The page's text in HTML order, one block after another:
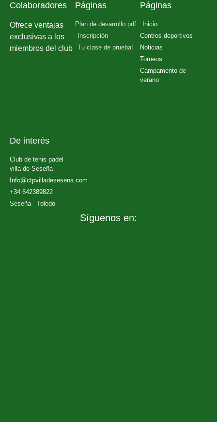
Síguenos en:
De interés
Club de tenis padel
villa de Seseña
Info@ctpvilladesesena.com
+34 642389822
Seseña - Toledo
Páginas
Inicio
Centros deportivos
Noticias
Torneos
Campamento de
verano
Páginas
Plan de desarrollo.pdf
Inscripción
Tu clase de prueba!
Colaboradores
Ofrece ventajas
exclusivas a los
miembros del club